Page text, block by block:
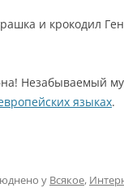
и крокодил
Незабываемый
языках.
у Всякое,